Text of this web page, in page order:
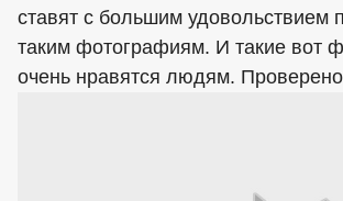
ставят с большим удовольствием
таким фотографиям. И такие вот
очень нравятся людям. Проверено